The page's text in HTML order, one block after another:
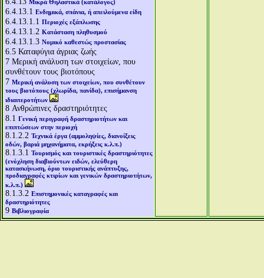
Μικρά Θηλαστικά (κατάλογος)
6.4.13.1 Ενδημικά, σπάνια, ή απειλούμενα είδη
6.4.13.1.1 Περιοχές εξάπλωσης
6.4.13.1.2 Κατάσταση πληθυσμού
6.4.13.1.3 Νομικό καθεστώς προστασίας
6.5 Καταφύγια άγριας ζωής
7 Μερική ανάλυση των στοιχείων, που
συνθέτουν τους βιοτόπους
7 Μερική ανάλυση των στοιχείων, που συνθέτουν
τους βιοτόπους (χλωρίδα, πανίδα), επισήμανση
ιδιαιτεροτήτων
8 Ανθρώπινες δραστηριότητες
8.1 Γενική περιγραφή δραστηριοτήτων και
επιπτώσεων στην περιοχή
8.1.2.2 Τεχνικά έργα (αμμοληψίες, διανοίξεις
οδών, βαριά μηχανήματα, εκρήξεις κ.λ.π.)
8.1.3.1 Τουρισμός και τουριστικές δραστηριότητες
(ενόχληση διαβιούντων ειδών, ελεύθερη
κατασκήνωση, όριο τουριστικής ανάπτυξης,
προδιαγραφές κτιρίων και γενικών δραστηριοτήτων,
κ.λ.π.)
8.1.3.2 Επιστημονικές καταγραφές και
δραστηριότητες
9 Βιβλιογραφία